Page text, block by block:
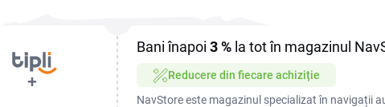
ce face setup-ul mai complet fără costuri suplimentare. Caută pe această
Cod de reducere, pentru a vedea prețul actualizat când finalizezi comanda.
Bani înapoi 3 % la tot în magazinul
Reducere din fiecare achiziție
NavStore este magazinul specializat în navigații